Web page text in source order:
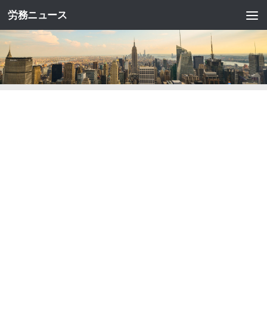
コンテンツへスキップ
労務ニュース